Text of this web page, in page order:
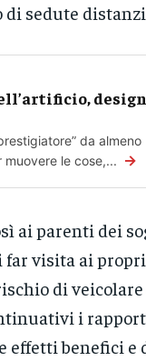
di sedute
da almeno
muovere le cose,... →
ai parenti dei
visita ai
di veicolare
i
effetti benefici e